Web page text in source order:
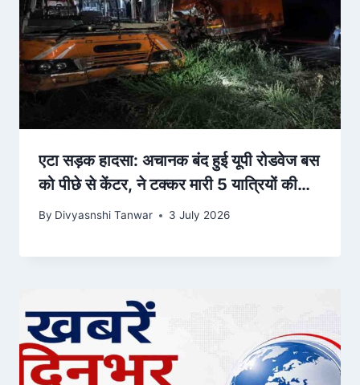
एटा सड़क हादसा: अचानक बंद हुई यूपी रोडवेज बस
को पीछे से केंटर, ने टक्कर मारी 5 यात्रियों की
मौत, 11 घायल
By Divyasnshi Tanwar 3 July 2026